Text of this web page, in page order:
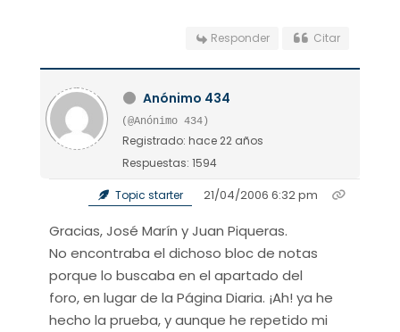
Responder Citar
Anónimo 434
(@Anónimo 434)
Registrado: hace 22 años
Respuestas: 1594
Topic starter 21/04/2006 6:32 pm
Gracias, José Marín y Juan Piqueras.
No encontraba el dichoso bloc de notas
porque lo buscaba en el apartado del
foro, en lugar de la Página Diaria. ¡Ah! ya he
hecho la prueba, y aunque he repetido mi